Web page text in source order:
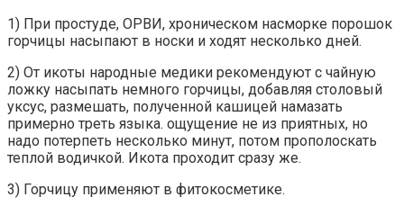
1) При простуде, ОРВИ, хроническом насморке порошок
горчицы насыпают в носки и ходят несколько дней.
2) От икоты народные медики рекомендуют с чайную
ложку насыпать немного горчицы, добавляя столовый
уксус, размешать, полученной кашицей намазать
примерно треть языка. ощущение не из приятных, но
надо потерпеть несколько минут, потом прополоскать
теплой водичкой. Икота проходит сразу же.
3) Горчицу применяют в фитокосметике.